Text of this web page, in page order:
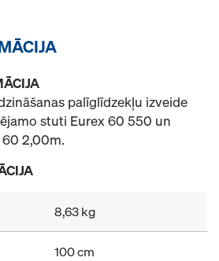
palīglīdzekļu izveide
stuti Eurex 60 550 un
2,00m.
8,63 kg
100 cm